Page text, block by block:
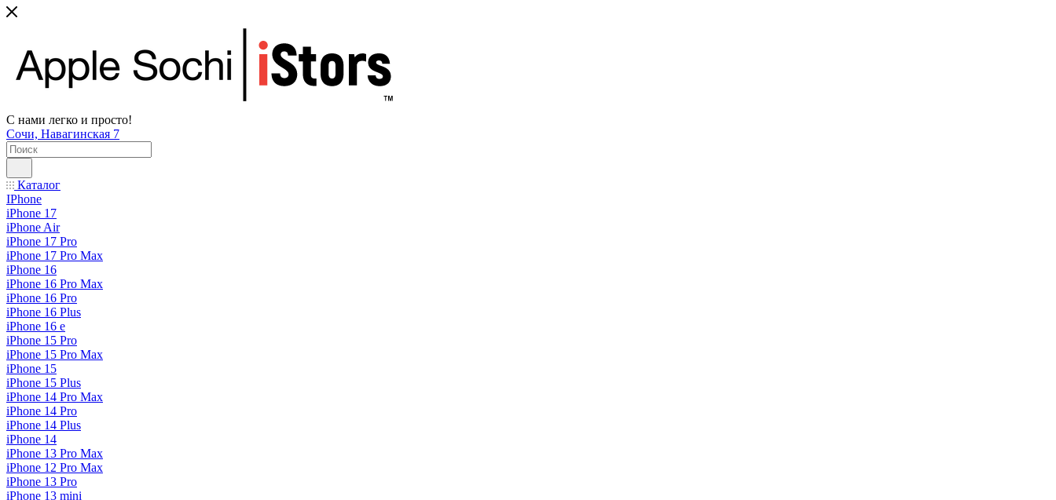
С нами легко и просто!
Сочи, Навагинская 7
Каталог
IPhone
iPhone 17
iPhone Air
iPhone 17 Pro
iPhone 17 Pro Max
iPhone 16
iPhone 16 Pro Max
iPhone 16 Pro
iPhone 16 Plus
iPhone 16 e
iPhone 15 Pro
iPhone 15 Pro Max
iPhone 15
iPhone 15 Plus
iPhone 14 Pro Max
iPhone 14 Pro
iPhone 14 Plus
iPhone 14
iPhone 13 Pro Max
iPhone 12 Pro Max
iPhone 13 Pro
iPhone 13 mini